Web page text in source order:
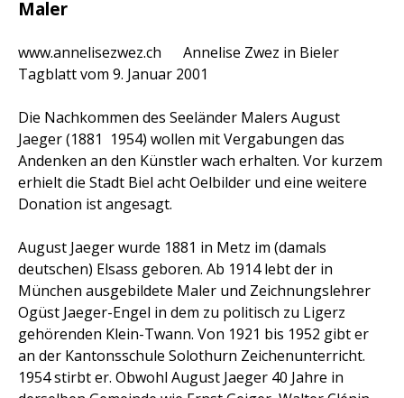
Maler
www.annelisezwez.ch Annelise Zwez in Bieler
Tagblatt vom 9. Januar 2001
Die Nachkommen des Seeländer Malers August
Jaeger (1881  1954) wollen mit Vergabungen das
Andenken an den Künstler wach erhalten. Vor kurzem
erhielt die Stadt Biel acht Oelbilder und eine weitere
Donation ist angesagt.
August Jaeger wurde 1881 in Metz im (damals
deutschen) Elsass geboren. Ab 1914 lebt der in
München ausgebildete Maler und Zeichnungslehrer
Ogüst Jaeger-Engel in dem zu politisch zu Ligerz
gehörenden Klein-Twann. Von 1921 bis 1952 gibt er
an der Kantonsschule Solothurn Zeichenunterricht.
1954 stirbt er. Obwohl August Jaeger 40 Jahre in